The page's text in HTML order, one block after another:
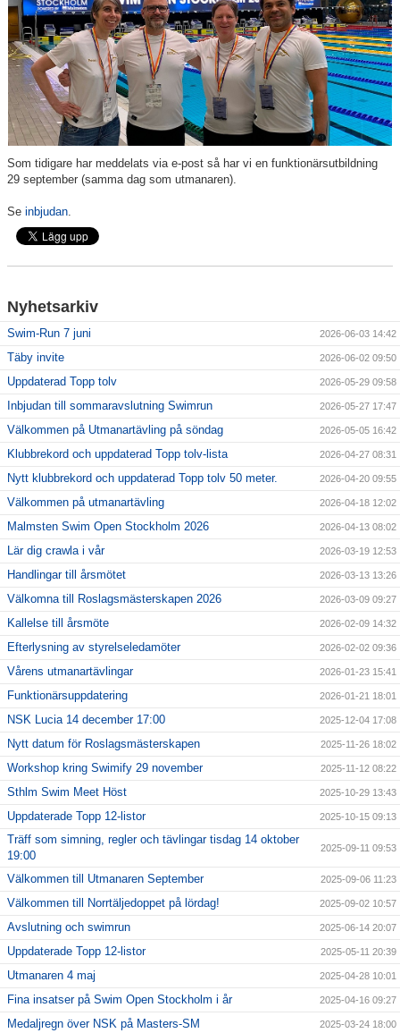
Klubbkollektion
Som tidigare har meddelats via e-post så har vi en funktionärsutbildning
29 september (samma dag som utmanaren).
Se inbjudan
Nyhetsarkiv
Swim-Run 7 juni 2026-06-03 14:42
Täby invite 2026-06-02 09:50
Uppdaterad Topp tolv 2026-05-29 09:58
Inbjudan till sommaravslutning Swimrun 2026-05-27 17:47
Välkommen på Utmanartävling på söndag 2026-05-05 16:42
Klubbrekord och uppdaterad Topp tolv-lista 2026-04-27 08:31
Nytt klubbrekord och uppdaterad Topp tolv 50 meter. 2026-04-20 09:55
Välkommen på utmanartävling 2026-04-18 12:02
Malmsten Swim Open Stockholm 2026 2026-04-13 08:02
Lär dig crawla i vår 2026-03-19 12:53
Handlingar till årsmötet 2026-03-13 13:26
Välkomna till Roslagsmästerskapen 2026 2026-03-09 09:27
Kallelse till årsmöte 2026-02-09 14:32
Efterlysning av styrelseledamöter 2026-02-02 09:36
Vårens utmanartävlingar 2026-01-23 15:41
Funktionärsuppdatering 2026-01-21 18:01
NSK Lucia 14 december 17:00 2025-12-04 17:08
Nytt datum för Roslagsmästerskapen 2025-11-26 18:02
Workshop kring Swimify 29 november 2025-11-12 08:22
Sthlm Swim Meet Höst 2025-10-29 13:43
Uppdaterade Topp 12-listor 2025-10-15 09:13
Träff som simning, regler och tävlingar tisdag 14 oktober
19:00
2025-09-11 09:53
Välkommen till Utmanaren September 2025-09-06 11:23
Välkommen till Norrtäljedoppet på lördag! 2025-09-02 10:57
Avslutning och swimrun 2025-06-14 20:07
Uppdaterade Topp 12-listor 2025-05-11 20:39
Utmanaren 4 maj 2025-04-28 10:01
Fina insatser på Swim Open Stockholm i år 2025-04-16 09:27
Medaljregn över NSK på Masters-SM 2025-03-24 18:00